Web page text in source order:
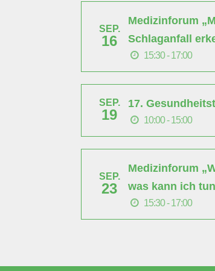
SEP.
16
Medizinforum
Schlaganfall
15:30 - 17:00
SEP.
19
17.
10:00 - 15:00
SEP.
23
Medizinforum
was kann ich
15:30 - 17:00